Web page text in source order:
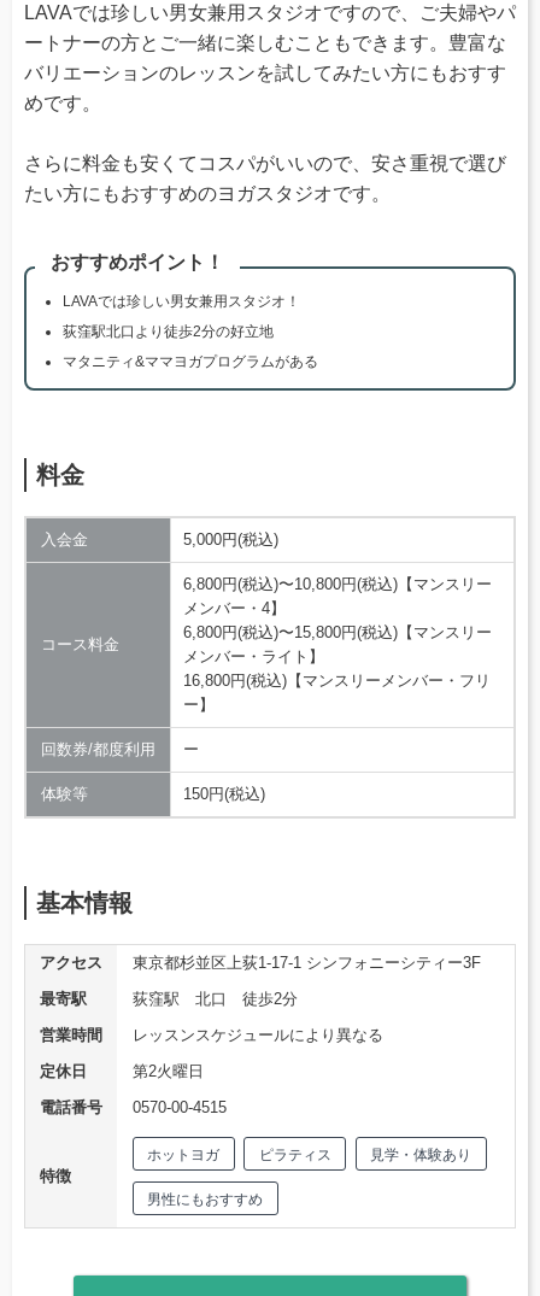
LAVAでは珍しい男女兼用スタジオですので、ご夫婦やパ
ートナーの方とご一緒に楽しむこともできます。豊富な
バリエーションのレッスンを試してみたい方にもおすす
めです。
さらに料金も安くてコスパがいいので、安さ重視で選び
たい方にもおすすめのヨガスタジオです。
おすすめポイント！
LAVAでは珍しい男女兼用スタジオ！
荻窪駅北口より徒歩2分の好立地
マタニティ&ママヨガプログラムがある
料金
入会金 5,000円(税込)
コース料金
6,800円(税込)〜10,800円(税込)【マンスリー
メンバー・4】
6,800円(税込)〜15,800円(税込)【マンスリー
メンバー・ライト】
16,800円(税込)【マンスリーメンバー・フリ
ー】
回数券/都度利用 ー
体験等 150円(税込)
基本情報
アクセス
東京都杉並区上荻1-17-1 シンフォニーシティー3F
最寄駅
荻窪駅 北口 徒歩2分
営業時間
レッスンスケジュールにより異なる
定休日
第2火曜日
電話番号
0570-00-4515
特徴
ホットヨガ ピラティス 見学・体験あり
男性にもおすすめ